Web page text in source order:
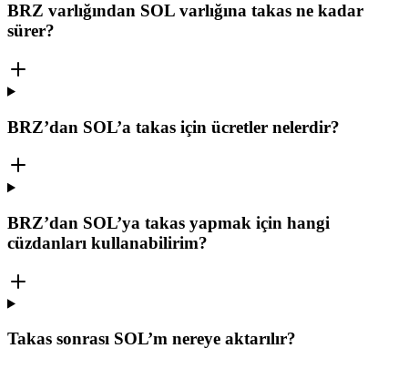
BRZ varlığından SOL varlığına takas ne kadar
sürer?
BRZ’dan SOL’a takas için ücretler nelerdir?
BRZ’dan SOL’ya takas yapmak için hangi
cüzdanları kullanabilirim?
Takas sonrası SOL’m nereye aktarılır?